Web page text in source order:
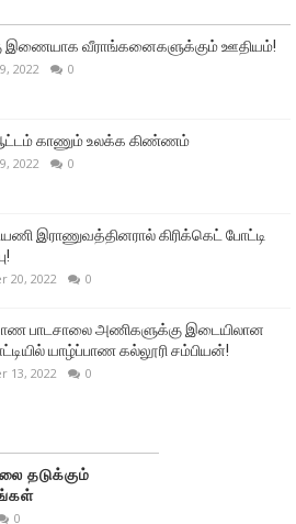
இணையாக வீராங்கனைகளுக்கும் ஊதியம்!
2022 0
காணும் உலக்க கிண்ணம்
2022 0
இராணுவத்தினரால் கிரிக்கெட் போட்டி
20, 2022 0
பாடசாலை அணிகளுக்கு இடையிலான
யாழ்ப்பாண கல்லூரி சம்பியன்!
13, 2022 0
தடுக்கும்
0